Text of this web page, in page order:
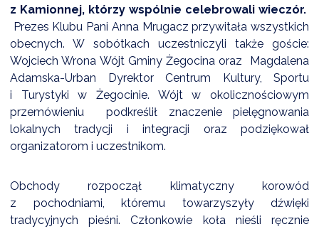
EWIDENCJA EMISYJNOŚCI BUDYNKÓW (CEEB)
z Kamionnej, którzy wspólnie celebrowali wieczór.
Prezes Klubu Pani Anna Mrugacz przywitała wszystkich
obecnych. W sobótkach uczestniczyli także goście:
Wojciech Wrona Wójt Gminy Żegocina oraz Magdalena
Adamska-Urban Dyrektor Centrum Kultury, Sportu
i Turystyki w Żegocinie. Wójt w okolicznościowym
przemówieniu podkreślił znaczenie pielęgnowania
lokalnych tradycji i integracji oraz podziękował
organizatorom i uczestnikom.
Obchody rozpoczął klimatyczny korowód
z pochodniami, któremu towarzyszyły dźwięki
tradycyjnych pieśni. Członkowie koła nieśli ręcznie